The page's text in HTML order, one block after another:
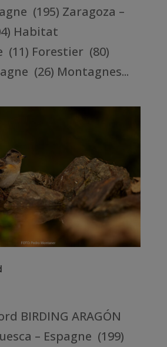
(195) Zaragoza –
Habitat
(11) Forestier (80)
(26) Montagnes...
BIRDING ARAGÓN
– Espagne (199)